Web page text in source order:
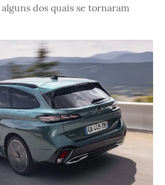
dos quais se tornaram